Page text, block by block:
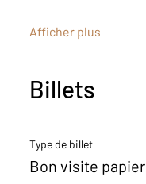
Afficher plus
Billets
Type de billet
Bon visite papier